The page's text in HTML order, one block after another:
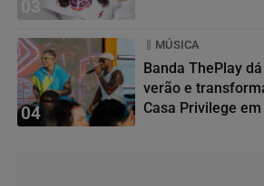
04
MÚSICA
Banda ThePlay
verão e
Casa Privilege